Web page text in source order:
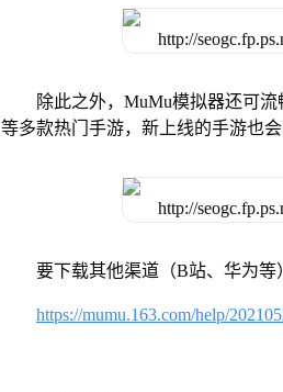
除此之外，MuMu模拟器还可
等多款热门手游，新上线的手游也会
要下载其他渠道（B站、华为等
https://mumu.163.com/help/